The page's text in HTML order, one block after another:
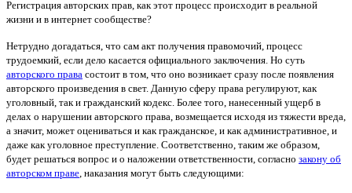
Регистрация авторских прав, как этот процесс происходит в реальной
жизни и в интернет сообществе?
Нетрудно догадаться, что сам акт получения правомочий, процесс
трудоемкий, если дело касается официального заключения. Но суть
авторского права состоит в том, что оно возникает сразу после появления
авторского произведения в свет. Данную сферу права регулируют, как
уголовный, так и гражданский кодекс. Более того, нанесенный ущерб в
делах о нарушении авторского права, возмещается исходя из тяжести вреда,
а значит, может оцениваться и как гражданское, и как административное, и
даже как уголовное преступление. Соответственно, таким же образом,
будет решаться вопрос и о наложении ответственности, согласно закону об
авторском праве, наказания могут быть следующими: